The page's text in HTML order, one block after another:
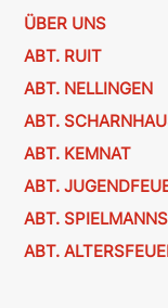
ÜBER UNS
ABT. RUIT
ABT. NELLINGEN
ABT.
ABT. KEMNAT
ABT.
ABT.
ABT.